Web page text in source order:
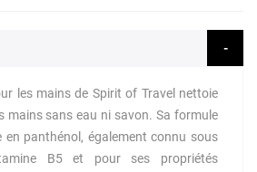
les mains de Spirit of Travel nettoie
mains sans eau ni savon. Sa formule
en panthénol, également connu sous
B5 et pour ses propriétés